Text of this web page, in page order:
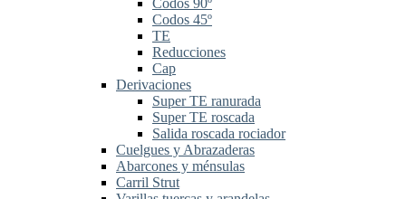
Codos 90º
Codos 45º
TE
Reducciones
Cap
Derivaciones
Super TE ranurada
Super TE roscada
Salida roscada rociador
Cuelgues y Abrazaderas
Abarcones y ménsulas
Carril Strut